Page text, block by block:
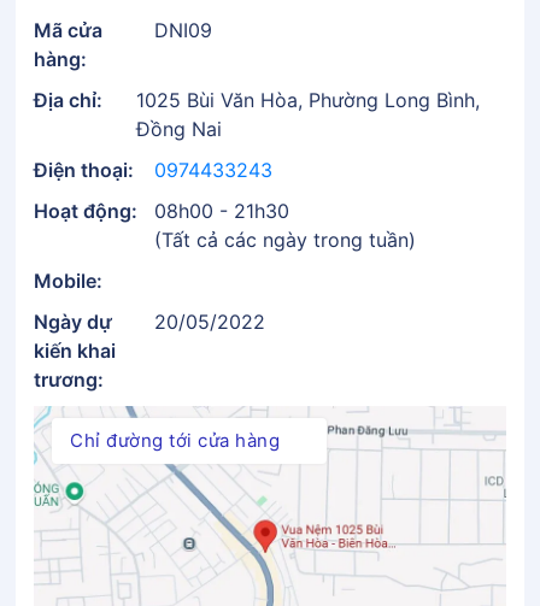
Mã cửa
hàng:
DNI09
Địa chỉ:
1025 Bùi Văn Hòa, Phường Long Bình,
Đồng Nai
Điện thoại:
0974433243
Hoạt động:
08h00 - 21h30
(Tất cả các ngày trong tuần)
Mobile:
Ngày dự
kiến khai
trương:
20/05/2022
Chỉ đường tới cửa hàng